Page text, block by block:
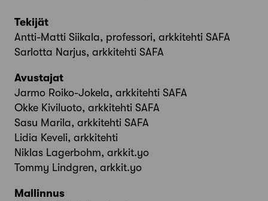
Tekijät
Antti-Matti Siikala, professori, arkkitehti SAFA
Sarlotta Narjus, arkkitehti SAFA
Avustajat
Jarmo Roiko-Jokela, arkkitehti SAFA
Okke Kiviluoto, arkkitehti SAFA
Sasu Marila, arkkitehti SAFA
Lidia Keveli, arkkitehti
Niklas Lagerbohm, arkkit.yo
Tommy Lindgren, arkkit.yo
Mallinnus